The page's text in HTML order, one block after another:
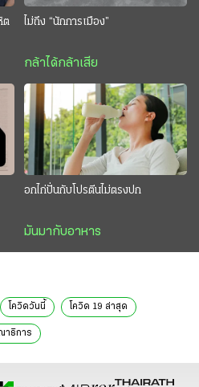
ต ไม่ถึง “นักการเมือง”
กล้าได้กล้าเสีย
อกไก่ปั่นกับโปรตีนไม่ตรงปก
มันมากับอาหาร
โควิดวันนี้ โควิด 19 ล่าสุด
าธิการ